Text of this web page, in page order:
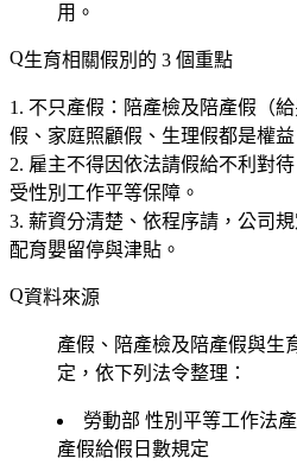
用。
生育相關假別的 3 個重點
不只產假 ：陪產檢及陪產假（
假、家庭照顧假、生理假都是權益
雇主不得因依法請假給不利對待
受性別工作平等保障。
薪資分清楚、依程序請 ，公司
配育嬰留停與津貼。
資料來源
產假、陪產檢及陪產假與生
定，依下列法令整理：
勞動部 性別平等工作法
產假給假日數規定